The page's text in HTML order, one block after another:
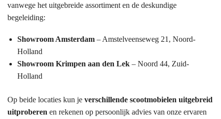
vanwege het uitgebreide assortiment en de deskundige
begeleiding:
Showroom Amsterdam – Amstelveenseweg 21, Noord-
Holland
Showroom Krimpen aan den Lek – Noord 44, Zuid-
Holland
Op beide locaties kun je verschillende scootmobielen uitgebreid
uitproberen en rekenen op persoonlijk advies van onze ervaren